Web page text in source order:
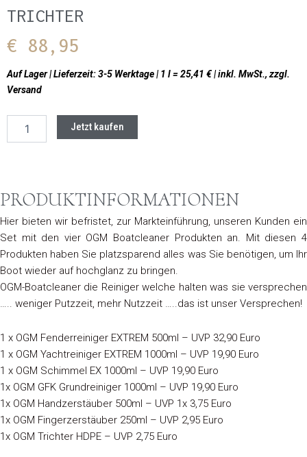
TRICHTER
€ 88,95
Auf Lager | Lieferzeit: 3-5 Werktage | 1 l = 25,41 € | inkl. MwSt., zzgl.
Versand
sorglos
Yachtprodukte
inkl.
Zerstäuber,
Trichter
Menge
Jetzt kaufen
PRODUKTINFORMATIONEN
Hier bieten wir befristet, zur Markteinführung, unseren Kunden ein
Set mit den vier OGM Boatcleaner Produkten an. Mit diesen 4
Produkten haben Sie platzsparend alles was Sie benötigen, um Ihr
Boot wieder auf hochglanz zu bringen.
OGM-Boatcleaner die Reiniger welche halten was sie versprechen
….. weniger Putzzeit, mehr Nutzzeit …..das ist unser Versprechen!
1 x OGM Fenderreiniger EXTREM 500ml – UVP 32,90 Euro
1 x OGM Yachtreiniger EXTREM 1000ml – UVP 19,90 Euro
1 x OGM Schimmel EX 1000ml – UVP 19,90 Euro
1x OGM GFK Grundreiniger 1000ml – UVP 19,90 Euro
1x OGM Handzerstäuber 500ml – UVP 1x 3,75 Euro
1x OGM Fingerzerstäuber 250ml – UVP 2,95 Euro
1x OGM Trichter HDPE – UVP 2,75 Euro